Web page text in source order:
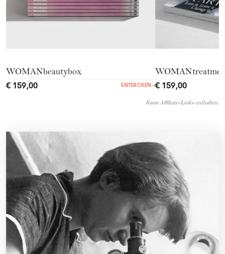
WOMANbeautybox
€ 159,00 ENTDECKEN →€ 159,00
Kann Affiliate-Links enthalten.